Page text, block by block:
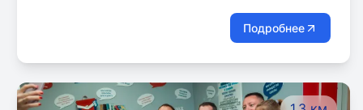
Подробнее